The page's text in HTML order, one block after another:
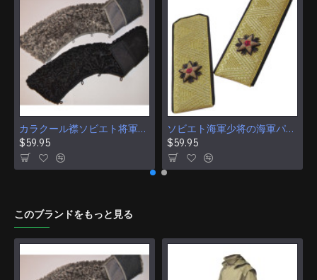
カラクール襟ソビエト将軍と提督の冬のオーバーコート コート用のアストラハン毛皮
$59.95
ソビエト海軍少将の海軍パレード ショルダー ボード
$59.95
このブランドをもっと見る